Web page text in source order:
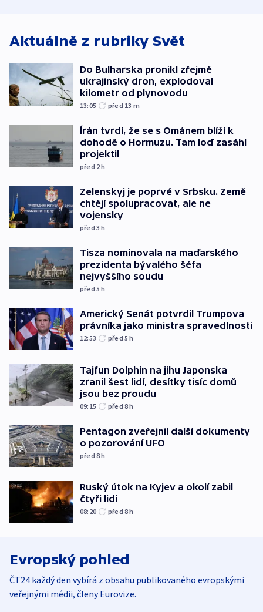
Aktuálně z rubriky Svět
Do Bulharska pronikl zřejmě
ukrajinský dron, explodoval
kilometr od plynovodu
13:05 před 13 m
Írán tvrdí, že se s Ománem blíží k
dohodě o Hormuzu. Tam loď zasáhl
projektil
před 2h
Zelenskyj je poprvé v Srbsku. Země
chtějí spolupracovat, ale ne
vojensky
před 3h
Tisza nominovala na maďarského
prezidenta bývalého šéfa
nejvyššího soudu
před 5h
Americký Senát potvrdil Trumpova
právníka jako ministra spravedlnosti
12:53 před 5h
Tajfun Dolphin na jihu Japonska
zranil šest lidí, desítky tisíc domů
jsou bez proudu
09:15 před 8h
Pentagon zveřejnil další dokumenty
o pozorování UFO
před 8h
Ruský útok na Kyjev a okolí zabil
čtyři lidi
08:20 před 8h
Evropský pohled
ČT24 každý den vybírá z obsahu publikovaného evropskými
veřejnými médii, členy Eurovize.